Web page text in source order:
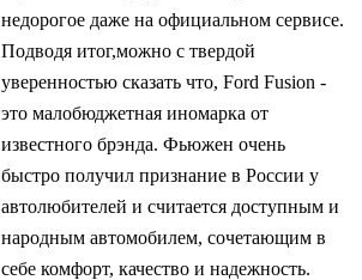
недорогое даже на официальном сервисе.
Подводя итог,можно с твердой
уверенностью сказать что, Ford Fusion -
это малобюджетная иномарка от
известного брэнда. Фьюжен очень
быстро получил признание в России у
автолюбителей и считается доступным и
народным автомобилем, сочетающим в
себе комфорт, качество и надежность.